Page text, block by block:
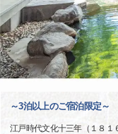
～3泊以上のご宿泊限定～
江戸時代文化十三年（１８１